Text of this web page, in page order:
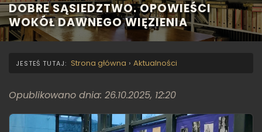
DOBRE SĄSIEDZTWO. OPOWIEŚCI
WOKÓŁ DAWNEGO WIĘZIENIA
Strona główna › Aktualności
Opublikowano dnia: 26.10.2025, 12:20